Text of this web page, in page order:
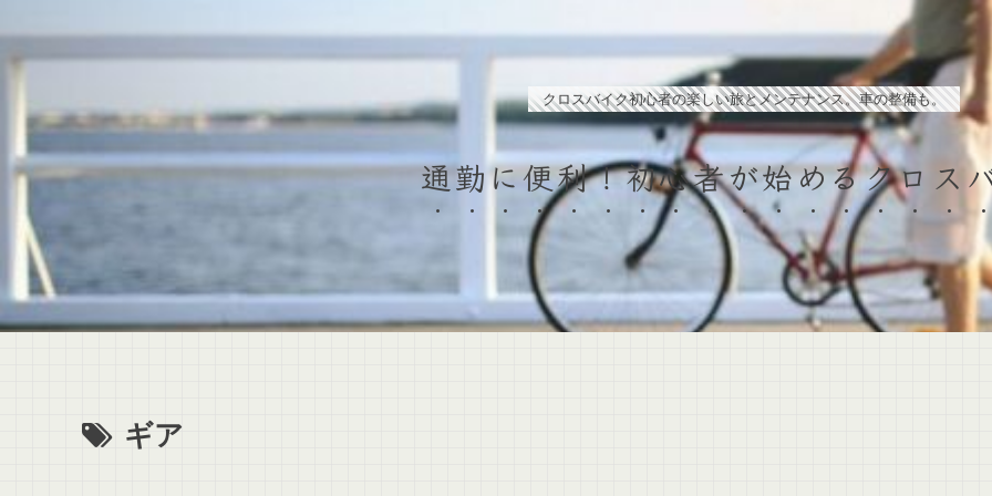
クロスバイク初心者の楽しい旅とメンテナンス。車の整備も。
通勤に便利！初心者が始めるクロス
ギア